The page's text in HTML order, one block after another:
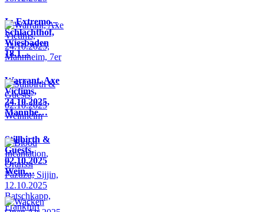
In Extremo –
Schlachthof,
Wiesbaden
18.1…
Warrant, Axe
Victims,
24.10.2025,
Mannhe…
Stillbirth &
Guests,
02.10.2025
Wein…